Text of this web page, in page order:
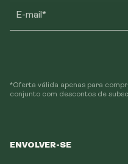
ENVOLVER-SE
E-mail*
*Oferta válida apenas para
conjunto com descontos de